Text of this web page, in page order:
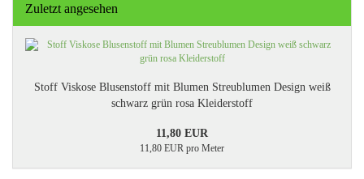
Zuletzt angesehen
Stoff Viskose Blusenstoff mit Blumen Streublumen Design weiß
schwarz grün rosa Kleiderstoff
11,80 EUR
11,80 EUR pro Meter